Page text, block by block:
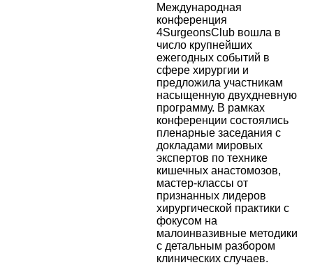
Международная
конференция
4SurgeonsClub вошла в
число крупнейших
ежегодных событий в
сфере хирургии и
предложила участникам
насыщенную двухдневную
программу. В рамках
конференции состоялись
пленарные заседания с
докладами мировых
экспертов по технике
кишечных анастомозов,
мастер‑классы от
признанных лидеров
хирургической практики с
фокусом на
малоинвазивные методики
с детальным разбором
клинических случаев.